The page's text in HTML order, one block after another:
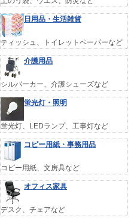
日用品・生活雑貨
ティッシュ、トイレットペーパーなど
介護用品
シルバーカー、介護シューズなど
蛍光灯・照明
蛍光灯、LEDランプ、工事灯など
コピー用紙・事務用品
コピー用紙、文房具など
オフィス家具
デスク、チェアなど